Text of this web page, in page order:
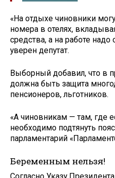
«На отдыхе чиновники
номера в отелях,
средства, а на работе
уверен депутат.
Выборный добавил, что в
должна быть защита
пенсионеров, льготников.
«А чиновникам — там, где
необходимо подтянуть
парламентарий
Беременным нельзя!